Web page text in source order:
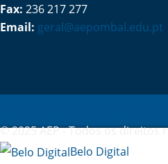
Fax: 236 217 277
Email: geral@aepombal.edu.pt
© 2025 AEP - Todos os direitos
Belo Digital